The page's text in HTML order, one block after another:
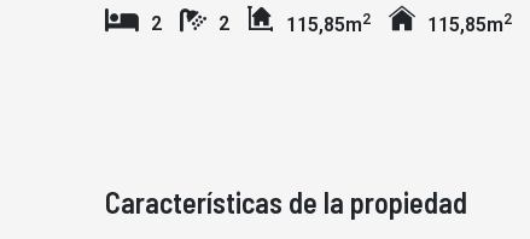
2 2 115,85m2 115,85m2
Características de la propiedad